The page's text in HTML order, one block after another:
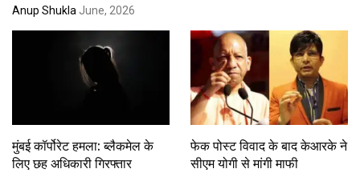
Anup Shukla June, 2026
मुंबई कॉर्पोरेट हमला: ब्लैकमेल के
लिए छह अधिकारी गिरफ्तार
फेक पोस्ट विवाद के बाद केआरके ने
सीएम योगी से मांगी माफी